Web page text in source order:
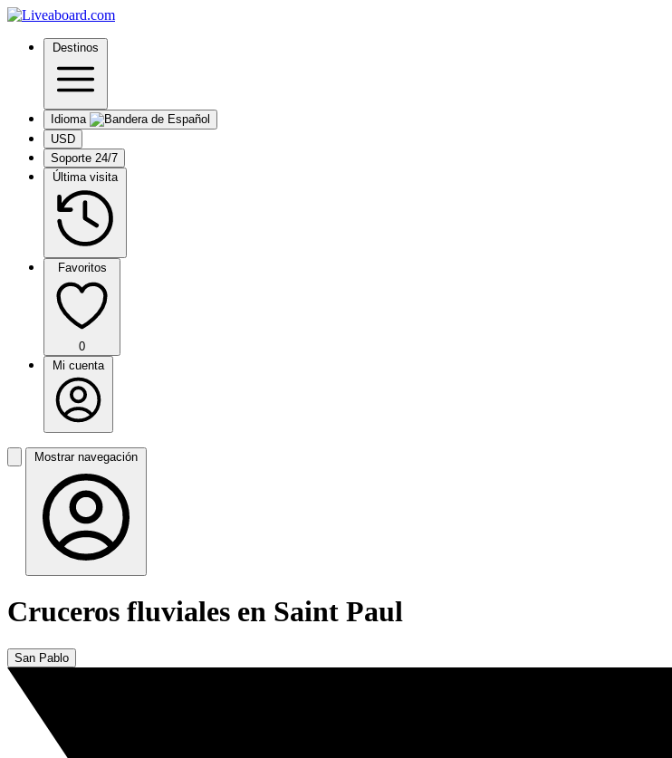
Destinos
Idioma
USD
Soporte 24/7
Última visita
Favoritos
0
Mi cuenta
Mostrar navegación
Cruceros fluviales en Saint Paul
San Pablo